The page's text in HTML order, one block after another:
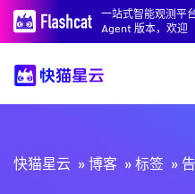
一站式智能观测平
Agent 版本，欢迎
快猫星云 博客 标签